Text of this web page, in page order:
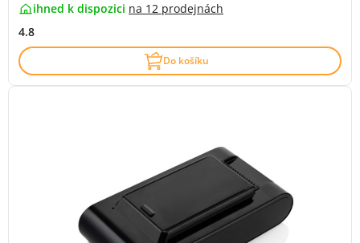
ihned k dispozici na 12 prodejnách
4.8
Do košíku